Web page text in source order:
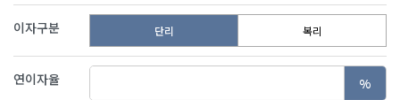
이자구분 단리 복리
연이자율 %